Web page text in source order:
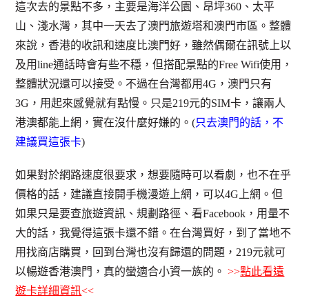
這次去的景點不多，主要是海洋公園、昂坪360、太平
山、淺水灣，其中一天去了澳門旅遊塔和澳門市區。整體
來說，香港的收訊和速度比澳門好，雖然偶爾在訊號上以
及用line通話時會有些不穩，但搭配景點的Free Wifi使用，
整體狀況還可以接受。不過在台灣都用4G，澳門只有
3G，用起來感覺就有點慢。只是219元的SIM卡，讓兩人
港澳都能上網，實在沒什麼好嫌的。(只去澳門的話，不
建議買這張卡)
如果對於網路速度很要求，想要隨時可以看劇，也不在乎
價格的話，建議直接開手機漫遊上網，可以4G上網。但
如果只是要查旅遊資訊、規劃路徑、看Facebook，用量不
大的話，我覺得這張卡還不錯。在台灣買好，到了當地不
用找商店購買，回到台灣也沒有歸還的問題，219元就可
以暢遊香港澳門，真的蠻適合小資一族的。>>點此看遠
遊卡詳細資訊<<